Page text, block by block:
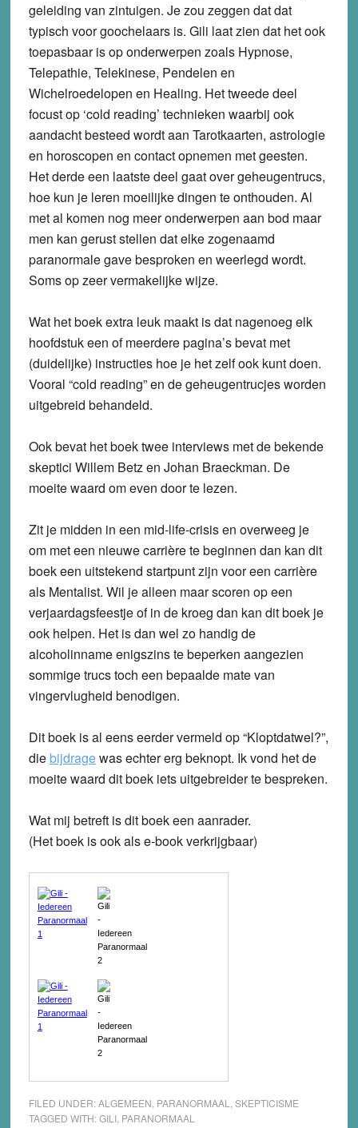
geleiding van zintuigen. Je zou zeggen dat dat
typisch voor goochelaars is. Gili laat zien dat het ook
toepasbaar is op onderwerpen zoals Hypnose,
Telepathie, Telekinese, Pendelen en
Wichelroedelopen en Healing. Het tweede deel
focust op ‘cold reading’ technieken waarbij ook
aandacht besteed wordt aan Tarotkaarten, astrologie
en horoscopen en contact opnemen met geesten.
Het derde een laatste deel gaat over geheugentrucs,
hoe kun je leren moeilijke dingen te onthouden. Al
met al komen nog meer onderwerpen aan bod maar
men kan gerust stellen dat elke zogenaamd
paranormale gave besproken en weerlegd wordt.
Soms op zeer vermakelijke wijze.
Wat het boek extra leuk maakt is dat nagenoeg elk
hoofdstuk een of meerdere pagina’s bevat met
(duidelijke) instructies hoe je het zelf ook kunt doen.
Vooral “cold reading” en de geheugentrucjes worden
uitgebreid behandeld.
Ook bevat het boek twee interviews met de bekende
skeptici Willem Betz en Johan Braeckman. De
moeite waard om even door te lezen.
Zit je midden in een mid-life-crisis en overweeg je
om met een nieuwe carrière te beginnen dan kan dit
boek een uitstekend startpunt zijn voor een carrière
als Mentalist. Wil je alleen maar scoren op een
verjaardagsfeestje of in de kroeg dan kan dit boek je
ook helpen. Het is dan wel zo handig de
alcoholinname enigszins te beperken aangezien
sommige trucs toch een bepaalde mate van
vingervlugheid benodigen.
Dit boek is al eens eerder vermeld op “Kloptdatwel?”,
die bijdragewas echter erg beknopt. Ik vond het de
moeite waard dit boek iets uitgebreider te bespreken.
Wat mij betreft is dit boek een aanrader.
(Het boek is ook als e-book verkrijgbaar)
FILED UNDER:ALGEMEEN PARANORMAAL
SKEPTICISME
TAGGED WITH:GILI, PARANORMAAL